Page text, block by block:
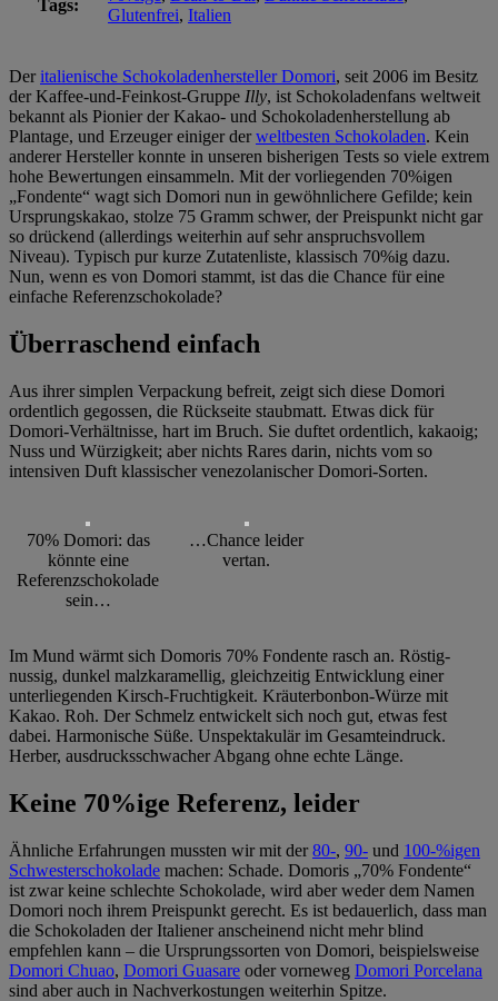
Tags:
Glutenfrei, Italien
Der italienische Schokoladenhersteller Domori, seit 2006 im Besitz
der Kaffee-und-Feinkost-Gruppe Illy, ist Schokoladenfans weltweit
bekannt als Pionier der Kakao- und Schokoladenherstellung ab
Plantage, und Erzeuger einiger derweltbesten Schokoladen. Kein
anderer Hersteller konnte in unseren bisherigen Tests so viele extrem
hohe Bewertungen einsammeln. Mit der vorliegenden 70%igen
„Fondente“ wagt sich Domori nun in gewöhnlichere Gefilde; kein
Ursprungskakao, stolze 75 Gramm schwer, der Preispunkt nicht gar
so drückend (allerdings weiterhin auf sehr anspruchsvollem
Niveau). Typisch pur kurze Zutatenliste, klassisch 70%ig dazu.
Nun, wenn es von Domori stammt, ist das die Chance für eine
einfache Referenzschokolade?
Überraschend einfach
Aus ihrer simplen Verpackung befreit, zeigt sich diese Domori
ordentlich gegossen, die Rückseite staubmatt. Etwas dick für
Domori-Verhältnisse, hart im Bruch. Sie duftet ordentlich, kakaoig;
Nuss und Würzigkeit; aber nichts Rares darin, nichts vom so
intensiven Duft klassischer venezolanischer Domori-Sorten.
70% Domori: das
könnte eine
Referenzschokolade
sein…
…Chance leider
vertan.
Im Mund wärmt sich Domoris 70% Fondente rasch an. Röstig-
nussig, dunkel malzkaramellig, gleichzeitig Entwicklung einer
unterliegenden Kirsch-Fruchtigkeit. Kräuterbonbon-Würze mit
Kakao. Roh. Der Schmelz entwickelt sich noch gut, etwas fest
dabei. Harmonische Süße. Unspektakulär im Gesamteindruck.
Herber, ausdrucksschwacher Abgang ohne echte Länge.
Keine 70%ige Referenz, leider
Ähnliche Erfahrungen mussten wir mit der80-, 90- und 100-%igen
Schwesterschokolade machen: Schade. Domoris „70% Fondente“
ist zwar keine schlechte Schokolade, wird aber weder dem Namen
Domori noch ihrem Preispunkt gerecht. Es ist bedauerlich, dass man
die Schokoladen der Italiener anscheinend nicht mehr blind
empfehlen kann – die Ursprungssorten von Domori, beispielsweise
Domori Chuao, Domori Guasare oder vorneweg Domori Porcelana
sind aber auch in Nachverkostungen weiterhin Spitze.